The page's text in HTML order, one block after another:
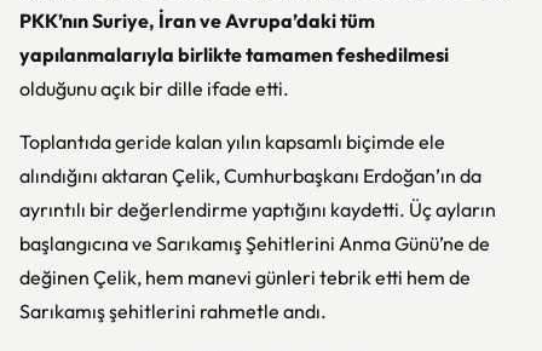
PKK’nın Suriye, İran ve Avrupa’daki tüm
yapılanmalarıyla birlikte tamamen feshedilmesi
olduğunu açık bir dille ifade etti.
Toplantıda geride kalan yılın kapsamlı biçimde ele
alındığını aktaran Çelik, Cumhurbaşkanı Erdoğan’ın da
ayrıntılı bir değerlendirme yaptığını kaydetti. Üç ayların
başlangıcına ve Sarıkamış Şehitlerini Anma Günü’ne de
değinen Çelik, hem manevi günleri tebrik etti hem de
Sarıkamış şehitlerini rahmetle andı.